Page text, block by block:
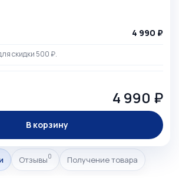
4 990 ₽
скидки 500 ₽.
4 990 ₽
В корзину
Отзывы0 Получение товара